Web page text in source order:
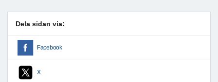
Dela sidan via:
Facebook
X